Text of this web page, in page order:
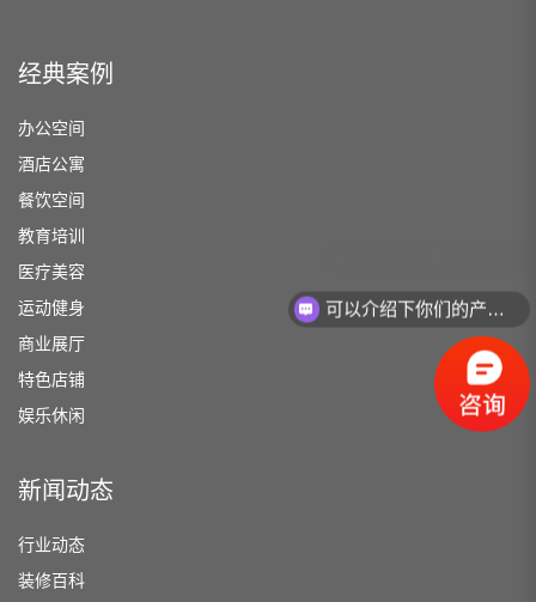
经典案例
办公空间
酒店公寓
餐饮空间
教育培训
医疗美容
运动健身
商业展厅
特色店铺
娱乐休闲
新闻动态
行业动态
装修百科
可以介绍下你们的产品么？